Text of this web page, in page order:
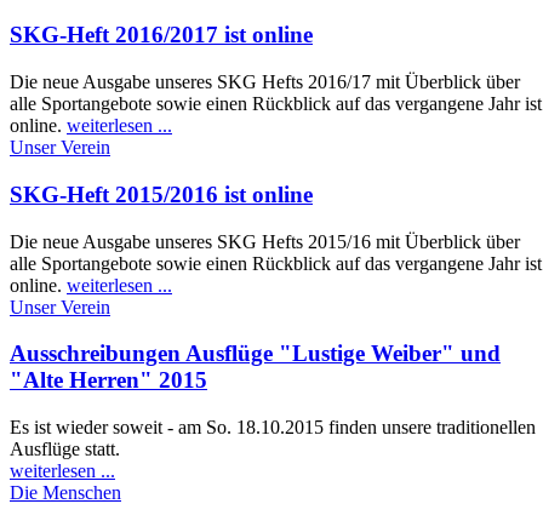
SKG-Heft 2016/2017 ist online
Die neue Ausgabe unseres SKG Hefts 2016/17 mit Überblick über
alle Sportangebote sowie einen Rückblick auf das vergangene Jahr ist
online. weiterlesen ...
Unser Verein
SKG-Heft 2015/2016 ist online
Die neue Ausgabe unseres SKG Hefts 2015/16 mit Überblick über
alle Sportangebote sowie einen Rückblick auf das vergangene Jahr ist
online. weiterlesen ...
Unser Verein
Ausschreibungen Ausflüge "Lustige Weiber" und
"Alte Herren" 2015
Es ist wieder soweit - am So. 18.10.2015 finden unsere traditionellen
Ausflüge statt.
weiterlesen ...
Die Menschen